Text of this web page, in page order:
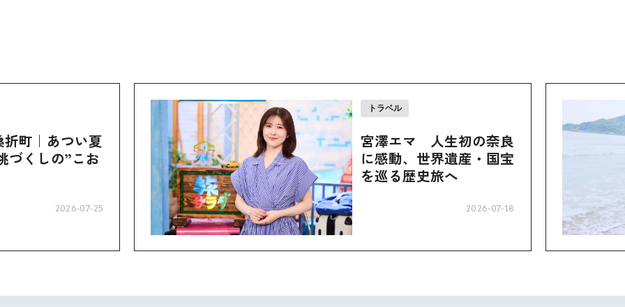
町｜あつい夏
づくしの”こお
2026-07-25
トラベル
宮澤エマ 人生初の奈良
に感動、世界遺産・国宝
を巡る歴史旅へ
2026-07-18